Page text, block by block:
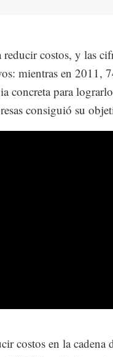
reducir costos, y las
mientras en 2011,
concreta para
consiguió su
costos en la cadena